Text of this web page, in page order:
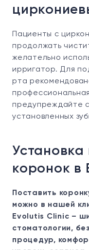
Пациенты с
продолжать
желательно
ирригатор. Для
рта
предупреждайте
установленных
коронок в
Поставить
можно в нашей
Evolutis Clinic –
стоматологии,
процедур,